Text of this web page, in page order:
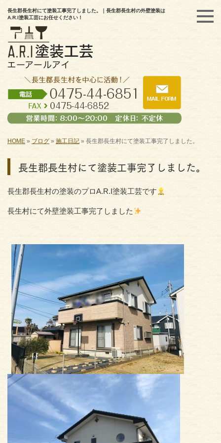
長生郡長生村にて塗装工事完了しました。｜長生郡長生村の外壁塗装は
A.R.I塗装工芸にお任せください！
HOME » ブログ» 施工日記 » 長生郡長生村にて塗装工事完了しました。
長生郡長生村にて塗装工事完了しました。
長生郡長生村の塗装のプロA.R.I塗装工芸です
長生村にて外壁塗装工事完了しました